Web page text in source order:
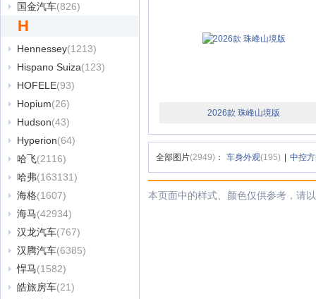
国金汽车(826)
H
Hennessey(1213)
Hispano Suiza(123)
HOFELE(93)
Hopium(26)
Hudson(43)
Hyperion(64)
哈飞(2116)
哈弗(163131)
海格(1607)
海马(42934)
汉龙汽车(767)
汉腾汽车(6385)
悍马(1582)
皓旅房车(21)
2026款 珠峰山境版
全部图片(2949) ： 车身外观(195) 中控
本页面中的样式、颜色仅供参考，请